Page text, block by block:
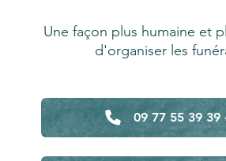
Une façon plus humaine et
d'organiser les
09 77 55 39 39